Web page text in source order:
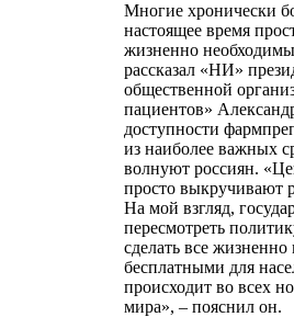
Многие хронически
настоящее время
жизненно
рассказал «НИ»
общественной
пациентов»
доступности
из наиболее важных
волнуют россиян.
просто выкручивают
На мой взгляд,
пересмотреть
сделать все
бесплатными для
происходит во всех
мира», – пояснил он.